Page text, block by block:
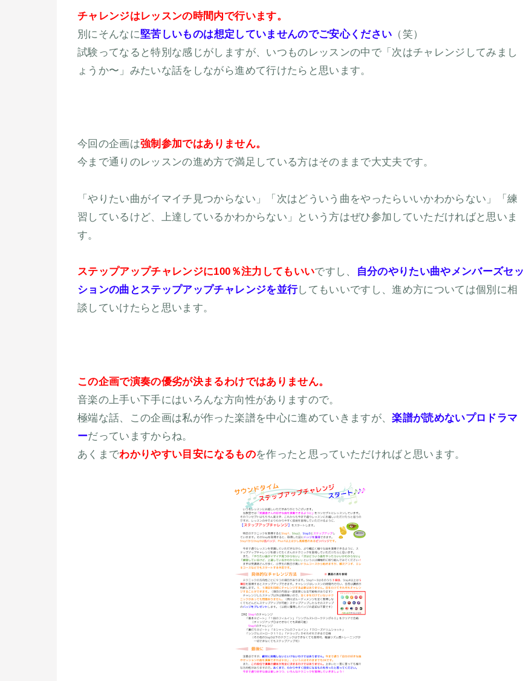
チャレンジはレッスンの時間内で行います。
別にそんなに堅苦しいものは想定していませんのでご安心ください （笑）
試験ってなると特別な感じがしますが、いつものレッスンの中で「次はチャレンジしてみまし
ょうか〜」みたいな話をしながら進めて行けたらと思います。
今回の企画は強制参加ではありません。
今まで通りのレッスンの進め方で満足している方はそのままで大丈夫です。
「やりたい曲がイマイチ見つからない」「次はどういう曲をやったらいいかわからない」「練
習しているけど、上達しているかわからない」という方はぜひ参加していただければと思いま
す。
ステップアップチャレンジに100％注力してもいいですし、
自分のやりたい曲やメンバーズセッ
ションの曲とステップアップチャレンジを並行してもいいですし、進め方については個別に相
談していけたらと思います。
この企画で演奏の優劣が決まるわけではありません。
音楽の上手い下手にはいろんな方向性がありますので。
極端な話、この企画は私が作った楽譜を中心に進めていきますが、楽譜が読めないプロドラマ
ーだっていますからね。
あくまでわかりやすい目安になるものを作ったと思っていただければと思います。